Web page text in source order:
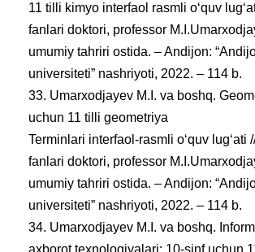
11 tilli kimyo interfaol rasmli oʻquv
fanlari doktori, professor
umumiy tahriri ostida. – Andijon:
universiteti” nashriyoti, 2022. – 114 b.
33. Umarxodjayev M.I. va boshq.
uchun 11 tilli geometriya
Terminlari interfaol-rasmli oʻquv lugʻati
fanlari doktori, professor
umumiy tahriri ostida. – Andijon:
universiteti” nashriyoti, 2022. – 114 b.
34. Umarxodjayev M.I. va boshq.